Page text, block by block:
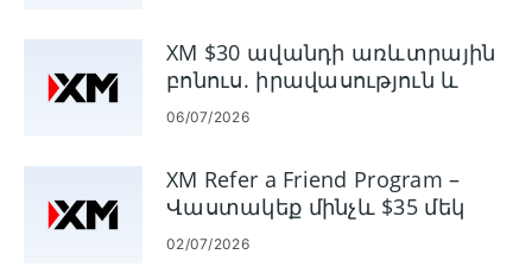
նորությունների
- Առաջարկում է
լավ մշակված
- Ապահովում է
բարձրակարգ
հետազոտական ​​
առաջարկներ
XM $30 ավանդի առևտրային
բոնուս. իրավասություն և
ինչպես պահանջել
06/07/2026
XM Refer a Friend Program –
Վաստակեք մինչև $35 մեկ
ընկերոջ համար
02/07/2026